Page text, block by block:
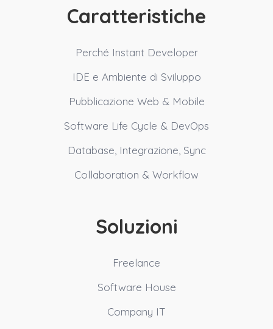
Caratteristiche
Perché Instant Developer
IDE e Ambiente di Sviluppo
Pubblicazione Web & Mobile
Software Life Cycle & DevOps
Database, Integrazione, Sync
Collaboration & Workflow
Soluzioni
Freelance
Software House
Company IT